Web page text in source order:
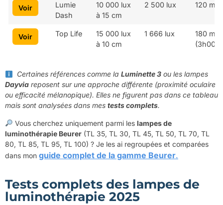
Voir
Lumie
Dash
10 000 lux
à 15 cm
2 500 lux 120
Voir Top Life
15 000 lux
à 10 cm
1 666 lux
180
(3h00)
Certaines références comme la Luminette 3ou les lampes
Dayvia reposent sur une approche différente (proximité oculaire
ou efficacité mélanopique). Elles ne figurent pas dans ce tableau
mais sont analysées dans mes tests complets.
Vous cherchez uniquement parmi les lampes de
luminothérapie Beurer (TL 35, TL 30, TL 45, TL 50, TL 70, TL
80, TL 85, TL 95, TL 100) ? Je les ai regroupées et comparées
dans mon guide complet de la gamme Beurer.
Tests complets des lampes de
luminothérapie 2025